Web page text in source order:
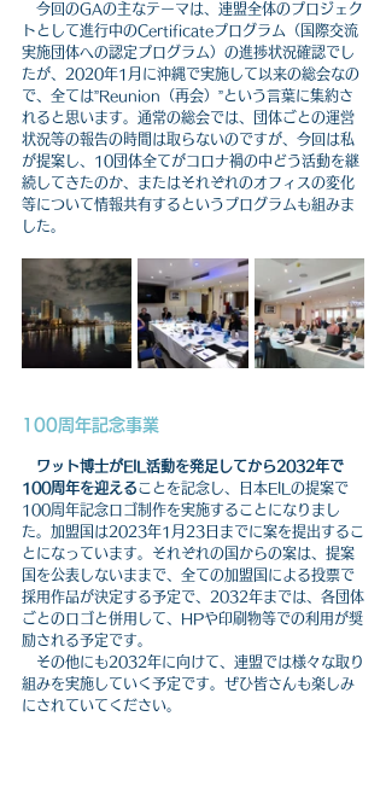
今回のGAの主なテーマは、連盟全体のプロジェク
トとして進行中のCertificateプログラム（国際交流
実施団体への認定プログラム）の進捗状況確認でし
たが、2020年1月に沖縄で実施して以来の総会なの
で、全ては”Reunion（再会）”という言葉に集約さ
れると思います。通常の総会では、団体ごとの運営
状況等の報告の時間は取らないのですが、今回は私
が提案し、10団体全てがコロナ禍の中どう活動を継
続してきたのか、またはそれぞれのオフィスの変化
等について情報共有するというプログラムも組みま
した。
100周年記念事業
ワット博士がEIL活動を発足してから2032年で
100周年を迎えることを記念し、日本EILの提案で
100周年記念ロゴ制作を実施することになりまし
た。加盟国は2023年1月23日までに案を提出するこ
とになっています。それぞれの国からの案は、提案
国を公表しないままで、全ての加盟国による投票で
採用作品が決定する予定で、2032年までは、各団体
ごとのロゴと併用して、HPや印刷物等での利用が奨
励される予定です。
その他にも2032年に向けて、連盟では様々な取り
組みを実施していく予定です。ぜひ皆さんも楽しみ
にされていてください。